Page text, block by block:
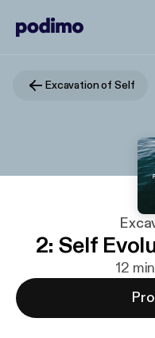
Excavation of Self
2: Self
12